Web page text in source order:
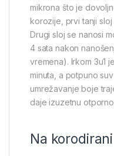
mikrona što je
korozije, prvi tanji
Drugi sloj se nanosi
4 sata nakon
vremena). Irkom 3u1
minuta, a potpuno
umrežavanje boje
daje izuzetnu
Na